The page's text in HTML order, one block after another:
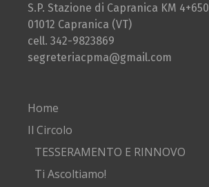
S.P. Stazione di Capranica KM 4+650
01012 Capranica (VT)
cell. 342-9823869
segreteriacpma@gmail.com
Home
Il Circolo
TESSERAMENTO E RINNOVO
Ti Ascoltiamo!